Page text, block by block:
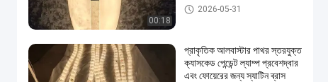
00:18
দুল চ্যান্ডেলাইয়ার লাইট
2026-05-31
প্রাকৃতিক আলবাস্টার পাথর স্তরযুক্ত
ক্যাসকেড পেন্ডেন্ট ল্যাম্প প্রবেশদ্বার
এবং ফোয়েরের জন্য স্যাটিন ব্রাস